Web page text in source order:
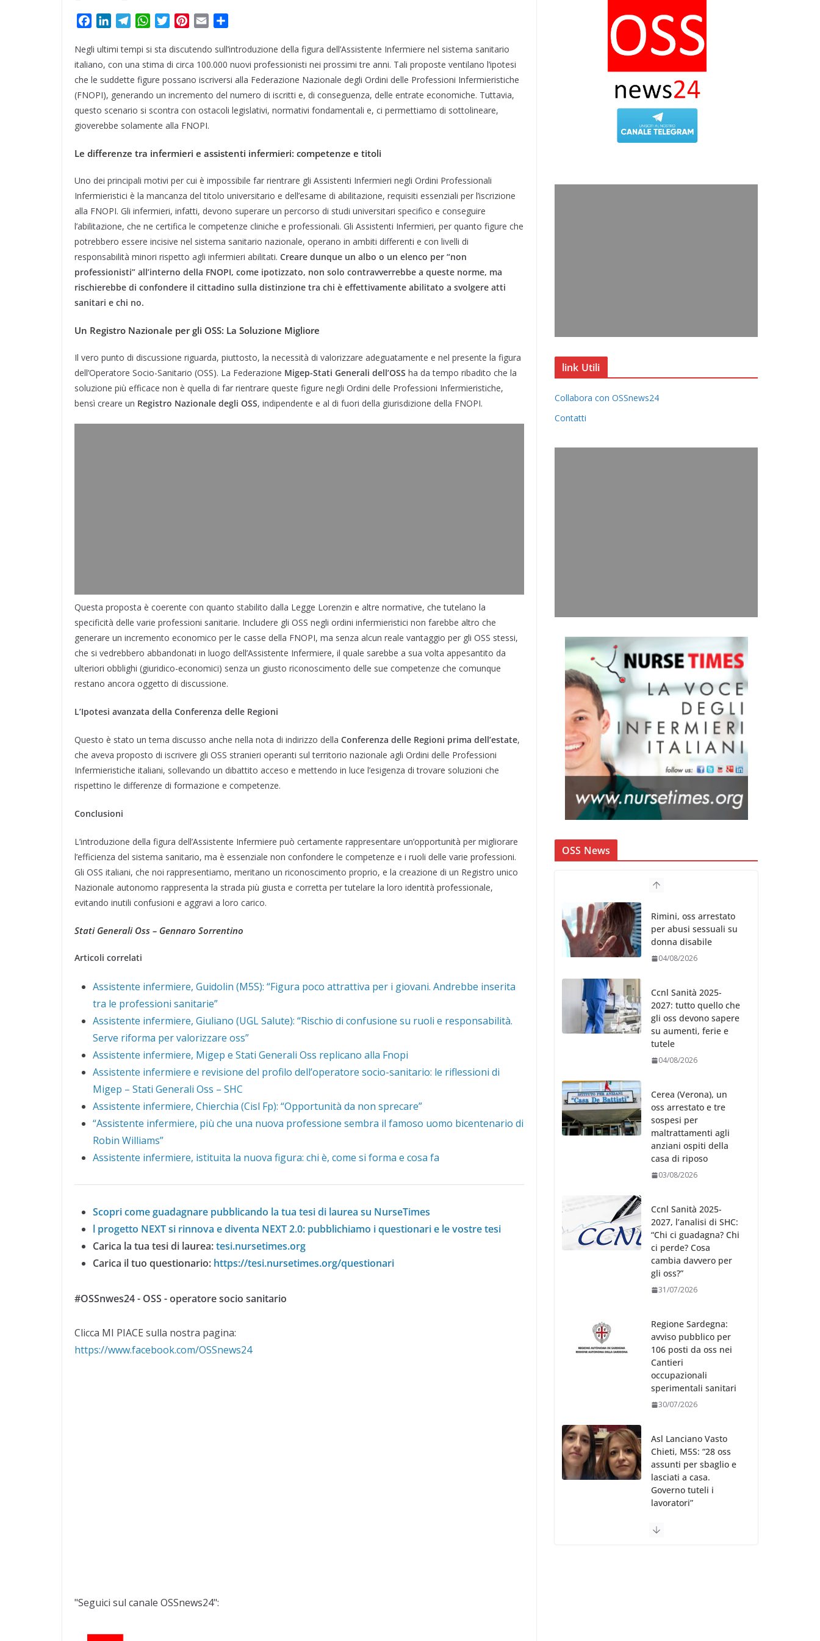
c
e
b
o
o
k
n
k
e
d
I
n
l
e
g
r
a
m
W
a
t
s
A
p
p
i
t
t
e
r
n
t
e
r
e
s
a
i
l
n
d
i
v
i
Negli ultimi tempi si sta discutendo sull’introduzione della figura dell’Assistente Infermiere nel sistema sanitario
italiano, con una stima di circa 100.000 nuovi professionisti nei prossimi tre anni. Tali proposte ventilano l’ipotesi
che le suddette figure possano iscriversi alla Federazione Nazionale degli Ordini delle Professioni Infermieristiche
(FNOPI), generando un incremento del numero di iscritti e, di conseguenza, delle entrate economiche. Tuttavia,
questo scenario si scontra con ostacoli legislativi, normativi fondamentali e, ci permettiamo di sottolineare,
gioverebbe solamente alla FNOPI.
Le differenze tra infermieri e assistenti infermieri: competenze e titoli
Uno dei principali motivi per cui è impossibile far rientrare gli Assistenti Infermieri negli Ordini Professionali
Infermieristici è la mancanza del titolo universitario e dell’esame di abilitazione, requisiti essenziali per l’iscrizione
alla FNOPI. Gli infermieri, infatti, devono superare un percorso di studi universitari specifico e conseguire
l’abilitazione, che ne certifica le competenze cliniche e professionali. Gli Assistenti Infermieri, per quanto figure che
potrebbero essere incisive nel sistema sanitario nazionale, operano in ambiti differenti e con livelli di
responsabilità minori rispetto agli infermieri abilitati. Creare dunque un albo o un elenco per “non
professionisti” all’interno della FNOPI, come ipotizzato, non solo contravverrebbe a queste norme, ma
rischierebbe di confondere il cittadino sulla distinzione tra chi è effettivamente abilitato a svolgere atti
sanitari e chi no.
Un Registro Nazionale per gli OSS: La Soluzione Migliore
Il vero punto di discussione riguarda, piuttosto, la necessità di valorizzare adeguatamente e nel presente la figura
dell’Operatore Socio-Sanitario (OSS). La Federazione Migep-Stati Generali dell’OSS ha da tempo ribadito che la
soluzione più efficace non è quella di far rientrare queste figure negli Ordini delle Professioni Infermieristiche,
bensì creare un Registro Nazionale degli OSS, indipendente e al di fuori della giurisdizione della FNOPI.
Questa proposta è coerente con quanto stabilito dalla Legge Lorenzin e altre normative, che tutelano la
specificità delle varie professioni sanitarie. Includere gli OSS negli ordini infermieristici non farebbe altro che
generare un incremento economico per le casse della FNOPI, ma senza alcun reale vantaggio per gli OSS stessi,
che si vedrebbero abbandonati in luogo dell’Assistente Infermiere, il quale sarebbe a sua volta appesantito da
ulteriori obblighi (giuridico-economici) senza un giusto riconoscimento delle sue competenze che comunque
restano ancora oggetto di discussione.
L’Ipotesi avanzata della Conferenza delle Regioni
Questo è stato un tema discusso anche nella nota di indirizzo della Conferenza delle Regioni prima dell’estate,
che aveva proposto di iscrivere gli OSS stranieri operanti sul territorio nazionale agli Ordini delle Professioni
Infermieristiche italiani, sollevando un dibattito acceso e mettendo in luce l’esigenza di trovare soluzioni che
rispettino le differenze di formazione e competenze.
Conclusioni
L’introduzione della figura dell’Assistente Infermiere può certamente rappresentare un’opportunità per migliorare
l’efficienza del sistema sanitario, ma è essenziale non confondere le competenze e i ruoli delle varie professioni.
Gli OSS italiani, che noi rappresentiamo, meritano un riconoscimento proprio, e la creazione di un Registro unico
Nazionale autonomo rappresenta la strada più giusta e corretta per tutelare la loro identità professionale,
evitando inutili confusioni e aggravi a loro carico.
Stati Generali Oss – Gennaro Sorrentino
Articoli correlati
Assistente infermiere, Guidolin (M5S): “Figura poco attrattiva per i giovani. Andrebbe inserita
tra le professioni sanitarie”
Assistente infermiere, Giuliano (UGL Salute): “Rischio di confusione su ruoli e responsabilità.
Serve riforma per valorizzare oss”
Assistente infermiere, Migep e Stati Generali Oss replicano alla Fnopi
Assistente infermiere e revisione del profilo dell’operatore socio-sanitario: le riflessioni di
Migep – Stati Generali Oss – SHC
Assistente infermiere, Chierchia (Cisl Fp): “Opportunità da non sprecare”
“Assistente infermiere, più che una nuova professione sembra il famoso uomo bicentenario di
Robin Williams”
Assistente infermiere, istituita la nuova figura: chi è, come si forma e cosa fa
Scopri come guadagnare pubblicando la tua tesi di laurea su NurseTimes
l progetto NEXT si rinnova e diventa NEXT 2.0: pubblichiamo i questionari e le vostre tesi
Carica la tua tesi di laurea:tesi.nursetimes.org
Carica il tuo questionario: https://tesi.nursetimes.org/questionari
#OSSnwes24 - OSS - operatore socio sanitario
Clicca MI PIACE sulla nostra pagina:
https://www.facebook.com/OSSnews24
"Seguici sul canale OSSnews24":
link Utili
Collabora con OSSnews24
Contatti
OSS News
Rimini, oss arrestato
per abusi sessuali su
donna disabile
04/08/2026
Ccnl Sanità 2025-
2027: tutto quello che
gli oss devono sapere
su aumenti, ferie e
tutele
04/08/2026
Cerea (Verona), un
oss arrestato e tre
sospesi per
maltrattamenti agli
anziani ospiti della
casa di riposo
03/08/2026
Ccnl Sanità 2025-
2027, l’analisi di SHC:
“Chi ci guadagna? Chi
ci perde? Cosa
cambia davvero per
gli oss?”
31/07/2026
Regione Sardegna:
avviso pubblico per
106 posti da oss nei
Cantieri
occupazionali
sperimentali sanitari
30/07/2026
Asl Lanciano Vasto
Chieti, M5S: “28 oss
assunti per sbaglio e
lasciati a casa.
Governo tuteli i
lavoratori”